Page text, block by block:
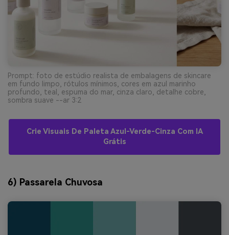
Prompt: foto de estúdio realista de embalagens de skincare
em fundo limpo, rótulos mínimos, cores em azul marinho
profundo, teal, espuma do mar, cinza claro, detalhe cobre,
sombra suave --ar 3:2
Crie Visuais De Paleta Azul-Verde-Cinza Com IA
Grátis
6) Passarela Chuvosa